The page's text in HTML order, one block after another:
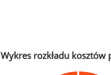
Wykres rozkładu kosztów